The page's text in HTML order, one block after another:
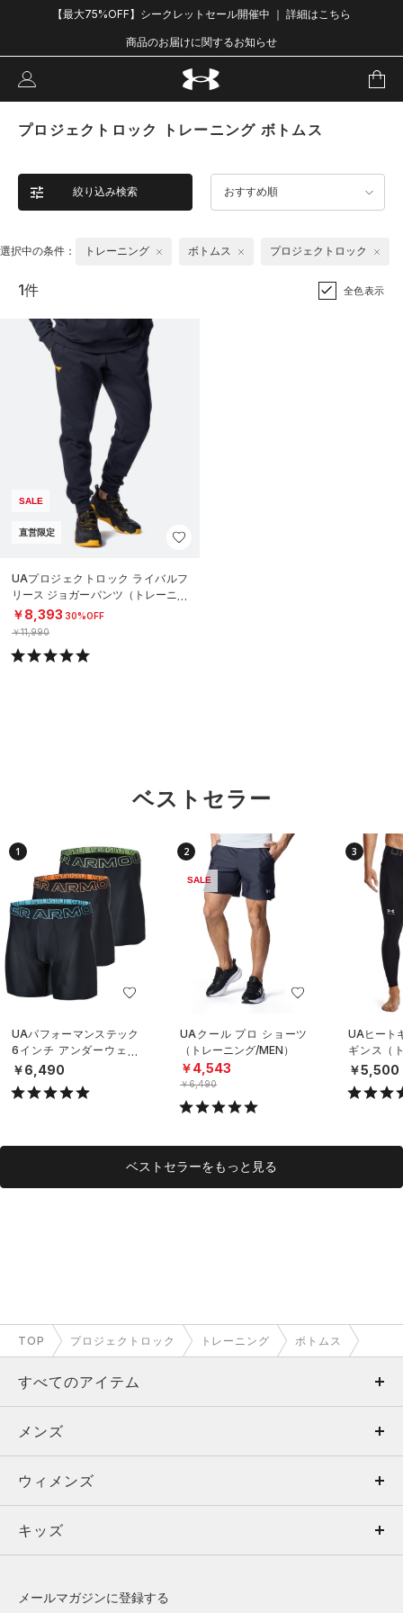
【最大75%OFF】シークレットセール開催中 ｜ 詳細はこちら
商品のお届けに関するお知らせ
プロジェクトロック トレーニング ボトムス
絞り込み検索 おすすめ順
選択中の条件： トレーニング ボトムス プロジェクトロック
1件 全色表示
SALE
直営限定
UAプロジェクトロック ライバルフ
リース ジョガーパンツ（トレーニン
グ/MEN）
￥8,393 30%OFF
￥11,990
ベストセラー
1
UAパフォーマンステック
6インチ アンダーウェア
（3枚セット）（トレーニ
ング/MEN）
￥6,490
2
SALE
UAクール プロ ショーツ
（トレーニング/MEN）
￥4,543
￥6,490
3
UAヒート
ギンス（
EN）
￥5,500
ベストセラーをもっと見る
TOP プロジェクトロック トレーニング ボトムス
すべてのアイテム
メンズ
ウィメンズ
キッズ
メンズ
トップス
ボトムス
ウィメンズ
トップス
キッズ
メールマガジンに登録する